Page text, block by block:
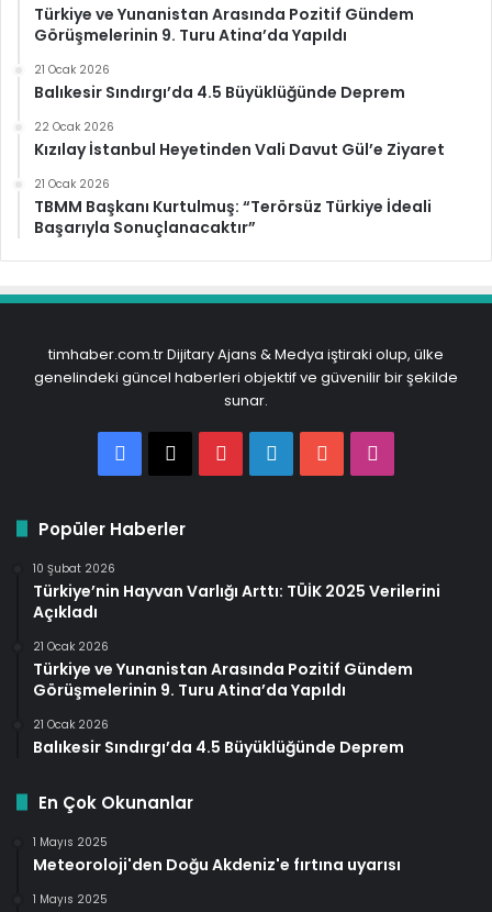
Türkiye ve Yunanistan Arasında Pozitif Gündem
Görüşmelerinin 9. Turu Atina’da Yapıldı
21 Ocak 2026
Balıkesir Sındırgı’da 4.5 Büyüklüğünde Deprem
22 Ocak 2026
Kızılay İstanbul Heyetinden Vali Davut Gül’e Ziyaret
21 Ocak 2026
TBMM Başkanı Kurtulmuş: “Terörsüz Türkiye İdeali
Başarıyla Sonuçlanacaktır”
timhaber.com.tr Dijitary Ajans & Medya iştiraki olup, ülke
genelindeki güncel haberleri objektif ve güvenilir bir şekilde
sunar.
Facebook
X PinterestLinkedInYouTube
Popüler Haberler
10 Şubat 2026
Türkiye’nin Hayvan Varlığı Arttı: TÜİK 2025 Verilerini
Açıkladı
21 Ocak 2026
Türkiye ve Yunanistan Arasında Pozitif Gündem
Görüşmelerinin 9. Turu Atina’da Yapıldı
21 Ocak 2026
Balıkesir Sındırgı’da 4.5 Büyüklüğünde Deprem
En Çok Okunanlar
1 Mayıs 2025
Meteoroloji'den Doğu Akdeniz'e fırtına uyarısı
1 Mayıs 2025